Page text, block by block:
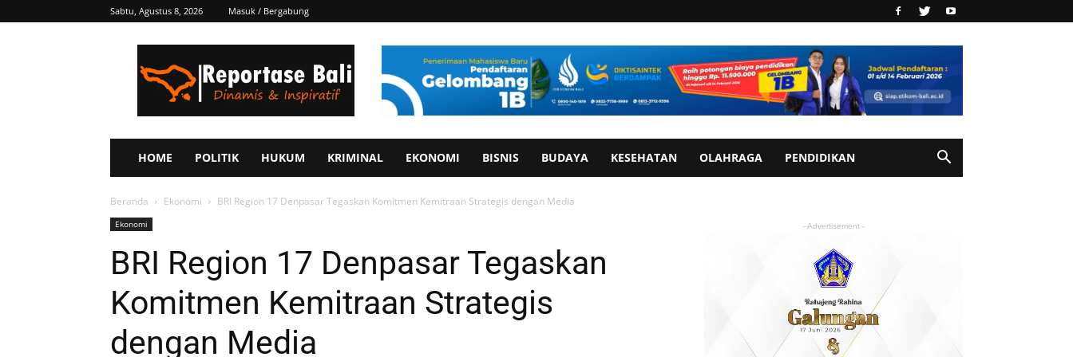
Sabtu, Agustus 8, 2026 Masuk / Bergabung
Bali
HOME POLITIK HUKUM KRIMINAL EKONOMI BISNIS BUDAYA KESEHATAN OLAHRAGA PENDIDIKAN
Beranda Ekonomi BRI Region 17 Denpasar Tegaskan Komitmen Kemitraan Strategis dengan Media
Ekonomi
BRI Region 17 Denpasar Tegaskan
Komitmen Kemitraan Strategis
dengan Media
- Advertisement -